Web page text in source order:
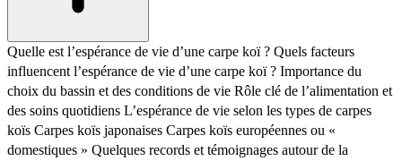
Quelle est l’espérance de vie d’une carpe koï ? Quels facteurs
influencent l’espérance de vie d’une carpe koï ? Importance du
choix du bassin et des conditions de vie Rôle clé de l’alimentation et
des soins quotidiens L’espérance de vie selon les types de carpes
koïs Carpes koïs japonaises Carpes koïs européennes ou «
domestiques » Quelques records et témoignages autour de la